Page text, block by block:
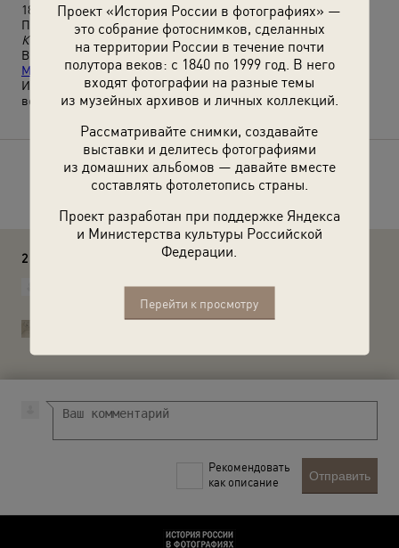
Проект «История России в фотографиях» —
это собрание фотоснимков, сделанных
на территории России в течение почти
полутора веков: с 1840 по 1999 год. В него
входят фотографии на разные темы
из музейных архивов и личных коллекций.
Рассматривайте снимки, создавайте
выставки и делитесь фотографиями
из домашних альбомов — давайте вместе
составлять фотолетопись страны.
Проект разработан при поддержке Яндекса
и Министерства культуры Российской
Федерации.
Перейти к просмотру
188-й гвардейский штурмовой авиационный полк.
Подписи на паспорту:«Венгеров Агульников», «Венгеров
Кондратюк Белослюров ИЛ-2 август 1944 г. Румыния».
Выставка«История Победы в фотографиях: из коллекции
Музея истории евреев в России»с этой фотографией.
Из личного архива Михаила Леонидовича Агульникова,
ветерана Великой Отечественной войны.
Расскажите друзьям об этом фото
2 комментария
188 гвардейский ШАП
История России в фотографиях
Рекомендовать
как описание
Отправить